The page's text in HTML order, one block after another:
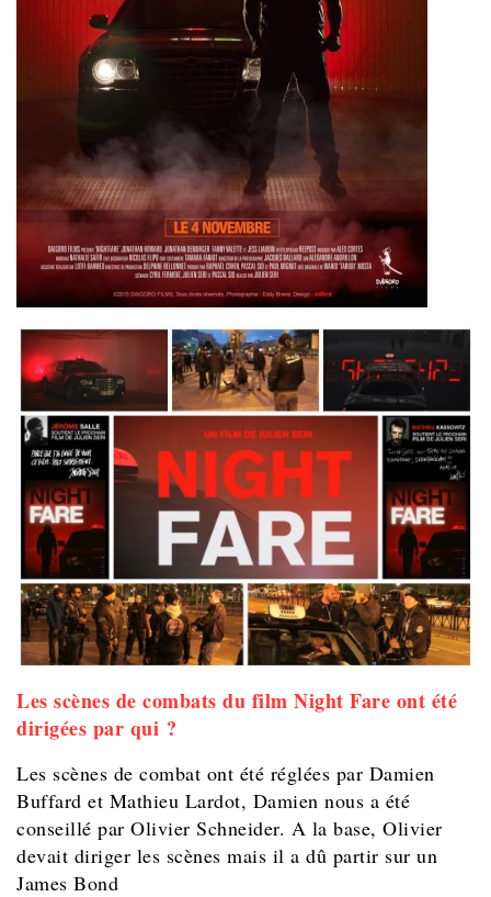
Les scènes de combats du film Night Fare ont été
dirigées par qui ?
Les scènes de combat ont été réglées par Damien
Buffard et Mathieu Lardot, Damien nous a été
conseillé par Olivier Schneider. A la base, Olivier
devait diriger les scènes mais il a dû partir sur un
James Bond